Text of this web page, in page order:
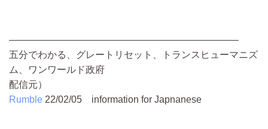
————————————————————————
五分でわかる、グレートリセット、トランスヒューマニズ
ム、ワンワールド政府
配信元）
Rumble 22/02/05 information for Japnanese